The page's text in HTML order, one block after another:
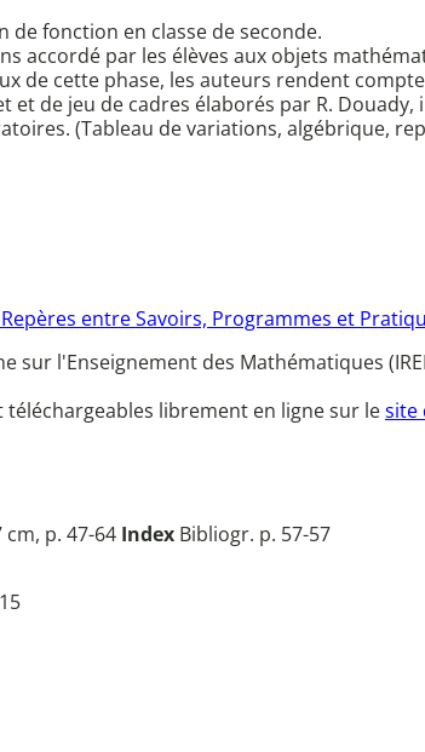
fonction en classe de seconde.
accordé par les élèves aux objets
de cette phase, les auteurs rendent
de jeu de cadres élaborés par R.
(Tableau de variations, algébrique,
entre Savoirs, Programmes et
l'Enseignement des Mathématiques
librement en ligne sur lesite
cm, p. 47-64 Index Bibliogr. p. 57-57
15